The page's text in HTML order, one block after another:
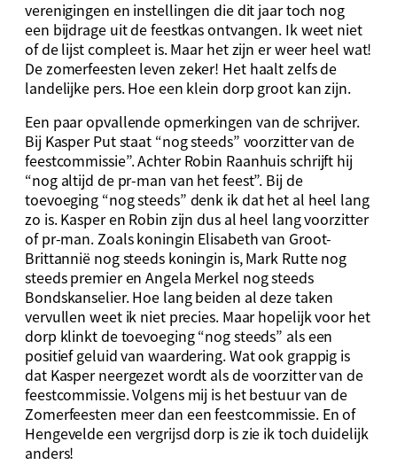
verenigingen en instellingen die dit jaar toch nog
een bijdrage uit de feestkas ontvangen. Ik weet niet
of de lijst compleet is. Maar het zijn er weer heel wat!
De zomerfeesten leven zeker! Het haalt zelfs de
landelijke pers. Hoe een klein dorp groot kan zijn.
Een paar opvallende opmerkingen van de schrijver.
Bij Kasper Put staat “nog steeds” voorzitter van de
feestcommissie”. Achter Robin Raanhuis schrijft hij
“nog altijd de pr-man van het feest”. Bij de
toevoeging “nog steeds” denk ik dat het al heel lang
zo is. Kasper en Robin zijn dus al heel lang voorzitter
of pr-man. Zoals koningin Elisabeth van Groot-
Brittannië nog steeds koningin is, Mark Rutte nog
steeds premier en Angela Merkel nog steeds
Bondskanselier. Hoe lang beiden al deze taken
vervullen weet ik niet precies. Maar hopelijk voor het
dorp klinkt de toevoeging “nog steeds” als een
positief geluid van waardering. Wat ook grappig is
dat Kasper neergezet wordt als de voorzitter van de
feestcommissie. Volgens mij is het bestuur van de
Zomerfeesten meer dan een feestcommissie. En of
Hengevelde een vergrijsd dorp is zie ik toch duidelijk
anders!